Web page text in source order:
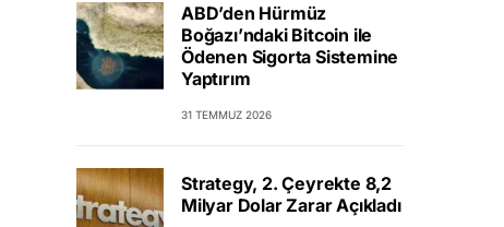
ABD’den Hürmüz
Boğazı’ndaki Bitcoin ile
Ödenen Sigorta Sistemine
Yaptırım
31 TEMMUZ 2026
Strategy, 2. Çeyrekte 8,2
Milyar Dolar Zarar Açıkladı